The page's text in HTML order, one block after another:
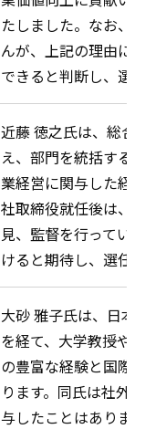
たしました。なお、
んが、上記の理由に
できると判断し、選
近藤 徳之氏は、総合
え、部門を統括する
業経営に関与した経
社取締役就任後は、
見、監督を行ってい
けると期待し、選任
大砂 雅子氏は、日本
を経て、大学教授や
の豊富な経験と国際
ります。同氏は社外
与したことはありま